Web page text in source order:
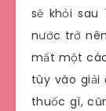
sẽ khỏi
nước trở
mất một
tùy vào giải
thuốc gì,